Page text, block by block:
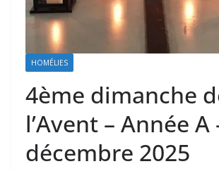
HOMÉLIES
4ème dimanche
l’Avent – Année A
décembre 2025